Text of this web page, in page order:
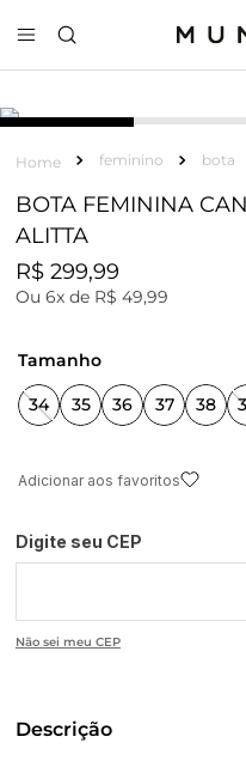
COURO
feminino bota
BOTA FEMININA
ALITTA
R$ 299,99
Ou 6x de R$ 49,99
tamanho
34 35 36 37 38
Digite seu CEP
Não sei meu CEP
Descrição